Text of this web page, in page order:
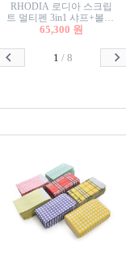
RHODIA 로디아 스크립
트 멀티펜 3in1 샤프+볼펜/
무광택 알루미늄 육각배
65,300 원
1 / 8